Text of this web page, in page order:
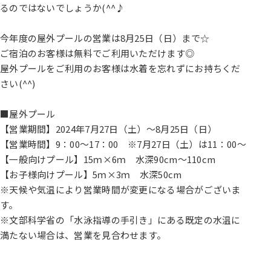
るのではないでしょうか(^^♪
今年度の屋外プールの営業は8月25日（日）まで☆
ご宿泊のお客様は無料でご利用いただけます◎
屋外プールをご利用のお客様は水着を忘れずにお持ちくだ
さい(^^)
■屋外プール
【営業期間】2024年7月27日（土）～8月25日（日）
【営業時間】9：00～17：00 ※7月27日（土）は11：00～
【一般向けプール】15ｍ×6ｍ 水深90cm～110cm
【お子様向けプール】5ｍ×3ｍ 水深50cm
※天候や気温により営業時間が変更になる場合がございま
す。
※文部科学省の「水泳指導の手引き」にある既定の水温に
満たない場合は、営業を見合わせます。